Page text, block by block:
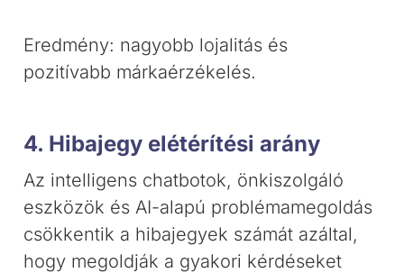
Eredmény: nagyobb lojalitás és
pozitívabb márkaérzékelés.
4. Hibajegy elétérítési arány
Az intelligens chatbotok, önkiszolgáló
eszközök és AI-alapú problémamegoldás
csökkentik a hibajegyek számát azáltal,
hogy megoldják a gyakori kérdéseket